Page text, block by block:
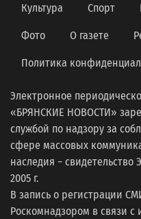
Культура Спорт
Фото О газете
Политика
Электронное
«БРЯНСКИЕ НОВОСТИ»
службой по надзору за
сфере массовых
наследия −
2005 г.
В запись о регистрации
Роскомнадзором в связи с